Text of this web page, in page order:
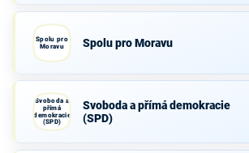
Spolu pro
Moravu
Spolu pro Moravu
Svoboda a
přímá
demokracie
(SPD)
Svoboda a přímá demokracie
(SPD)